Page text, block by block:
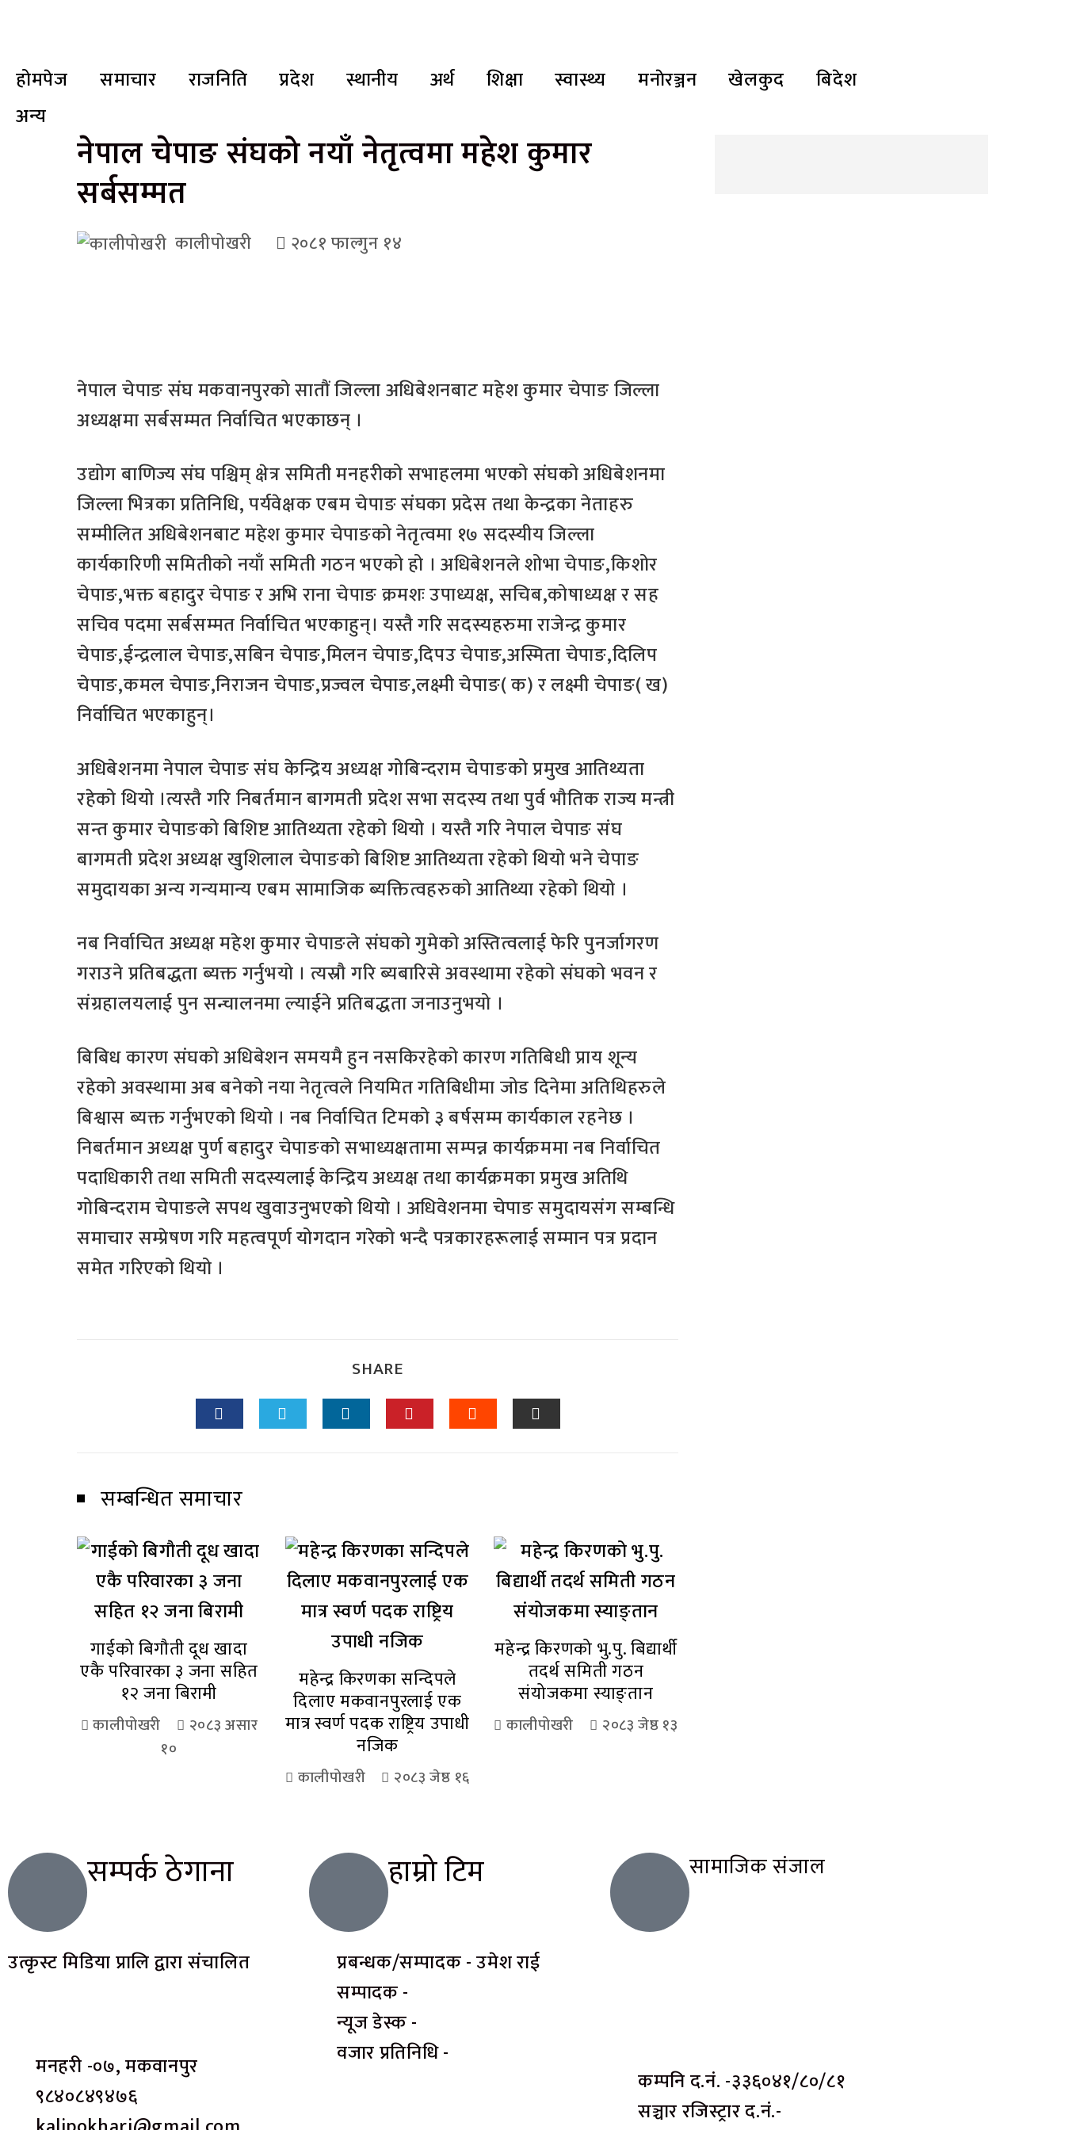
होमपेज समाचार राजनिति प्रदेश स्थानीय अर्थ शिक्षा स्वास्थ्य मनाेरञ्जन खेलकुद
बिदेश
अन्य
नेपाल चेपाङ संघको नयाँ नेतृत्वमा महेश कुमार
सर्बसम्मत
कालीपोखरी २०८१ फाल्गुन १४
नेपाल चेपाङ संघ मकवानपुरको सातौं जिल्ला अधिबेशनबाट महेश कुमार चेपाङ जिल्ला
अध्यक्षमा सर्बसम्मत निर्वाचित भएकाछन् ।
उद्योग बाणिज्य संघ पश्चिम् क्षेत्र समिती मनहरीको सभाहलमा भएको संघको अधिबेशनमा
जिल्ला भित्रका प्रतिनिधि, पर्यवेक्षक एबम चेपाङ संघका प्रदेस तथा केन्द्रका नेताहरु
सम्मीलित अधिबेशनबाट महेश कुमार चेपाङको नेतृत्वमा १७ सदस्यीय जिल्ला
कार्यकारिणी समितीको नयाँ समिती गठन भएको हो । अधिबेशनले शोभा चेपाङ,किशोर
चेपाङ,भक्त बहादुर चेपाङ र अभि राना चेपाङ क्रमशः उपाध्यक्ष, सचिब,कोषाध्यक्ष र सह
सचिव पदमा सर्बसम्मत निर्वाचित भएकाहुन्। यस्तै गरि सदस्यहरुमा राजेन्द्र कुमार
चेपाङ,ईन्द्रलाल चेपाङ,सबिन चेपाङ,मिलन चेपाङ,दिपउ चेपाङ,अस्मिता चेपाङ,दिलिप
चेपाङ,कमल चेपाङ,निराजन चेपाङ,प्रज्वल चेपाङ,लक्ष्मी चेपाङ( क) र लक्ष्मी चेपाङ( ख)
निर्वाचित भएकाहुन्।
अधिबेशनमा नेपाल चेपाङ संघ केन्द्रिय अध्यक्ष गोबिन्दराम चेपाङको प्रमुख आतिथ्यता
रहेको थियो ।त्यस्तै गरि निबर्तमान बागमती प्रदेश सभा सदस्य तथा पुर्व भौतिक राज्य मन्त्री
सन्त कुमार चेपाङको बिशिष्ट आतिथ्यता रहेको थियो । यस्तै गरि नेपाल चेपाङ संघ
बागमती प्रदेश अध्यक्ष खुशिलाल चेपाङको बिशिष्ट आतिथ्यता रहेको थियो भने चेपाङ
समुदायका अन्य गन्यमान्य एबम सामाजिक ब्यक्तित्वहरुको आतिथ्या रहेको थियो ।
नब निर्वाचित अध्यक्ष महेश कुमार चेपाङले संघको गुमेको अस्तित्वलाई फेरि पुनर्जागरण
गराउने प्रतिबद्धता ब्यक्त गर्नुभयो । त्यस्रौ गरि ब्यबारिसे अवस्थामा रहेको संघको भवन र
संग्रहालयलाई पुन सन्चालनमा ल्याईने प्रतिबद्धता जनाउनुभयो ।
बिबिध कारण संघको अधिबेशन समयमै हुन नसकिरहेको कारण गतिबिधी प्राय शून्य
रहेको अवस्थामा अब बनेको नया नेतृत्वले नियमित गतिबिधीमा जोड दिनेमा अतिथिहरुले
बिश्वास ब्यक्त गर्नुभएको थियो । नब निर्वाचित टिमको ३ बर्षसम्म कार्यकाल रहनेछ ।
निबर्तमान अध्यक्ष पुर्ण बहादुर चेपाङको सभाध्यक्षतामा सम्पन्न कार्यक्रममा नब निर्वाचित
पदाधिकारी तथा समिती सदस्यलाई केन्द्रिय अध्यक्ष तथा कार्यक्रमका प्रमुख अतिथि
गोबिन्दराम चेपाङले सपथ खुवाउनुभएको थियो । अधिवेशनमा चेपाङ समुदायसंग सम्बन्धि
समाचार सम्प्रेषण गरि महत्वपूर्ण योगदान गरेको भन्दै पत्रकारहरूलाई सम्मान पत्र प्रदान
समेत गरिएको थियो ।
SHARE
सम्बन्धित समाचार
गाईको बिगौती दूध खादा
एकै परिवारका ३ जना सहित
१२ जना बिरामी
कालीपोखरी
२०८३ असार
१०
महेन्द्र किरणका सन्दिपले
दिलाए मकवानपुरलाई एक
मात्र स्वर्ण पदक राष्ट्रिय उपाधी
नजिक
कालीपोखरी २०८३ जेष्ठ १६
महेन्द्र किरणको भु.पु. बिद्यार्थी
तदर्थ समिती गठन
संयोजकमा स्याङ्तान
कालीपोखरी २०८३ जेष्ठ १३
सम्पर्क ठेगाना
उत्कृस्ट मिडिया प्रालि द्वारा संचालित
मनहरी -०७, मकवानपुर
९८४०८४९४७६
हाम्रो टिम
प्रबन्धक/सम्पादक - उमेश राई
सम्पादक -
न्यूज डेस्क -
वजार प्रतिनिधि -
सामाजिक संजाल
कम्पनि द.नं. -३३६०४१/८०/८१
सञ्चार रजिस्ट्रार द.नं.-